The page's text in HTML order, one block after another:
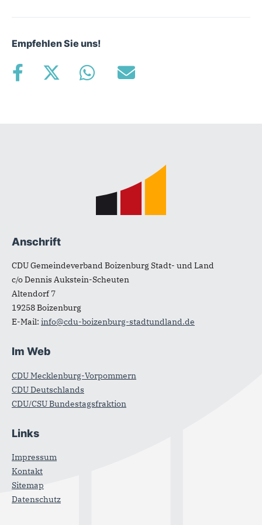
Empfehlen Sie uns!
Anschrift
CDU Gemeindeverband Boizenburg Stadt- und Land
c/o Dennis Aukstein-Scheuten
Altendorf 7
19258Boizenburg
E-Mail: info@cdu-boizenburg-stadtundland.de
Im Web
CDU Mecklenburg-Vorpommern
CDU Deutschlands
CDU/CSU Bundestagsfraktion
Links
Impressum
Kontakt
Sitemap
Datenschutz